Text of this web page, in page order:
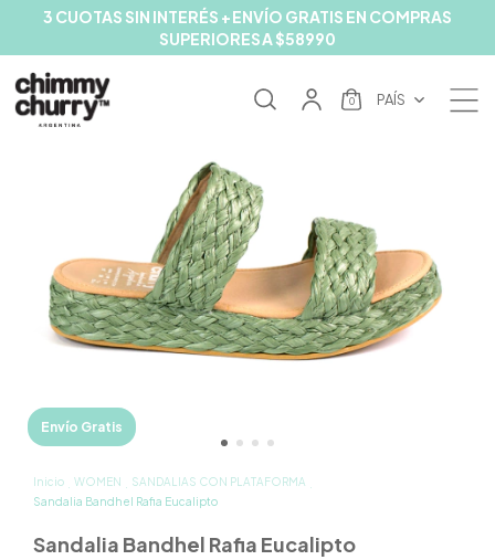
3 CUOTAS SIN INTERÉS + ENVÍO GRATIS EN COMPRAS
SUPERIORES A $58990
0 PAÍS
Envío Gratis
Inicio WOMEN SANDALIAS CON PLATAFORMA
Sandalia Bandhel Rafia Eucalipto
Sandalia Bandhel Rafia Eucalipto